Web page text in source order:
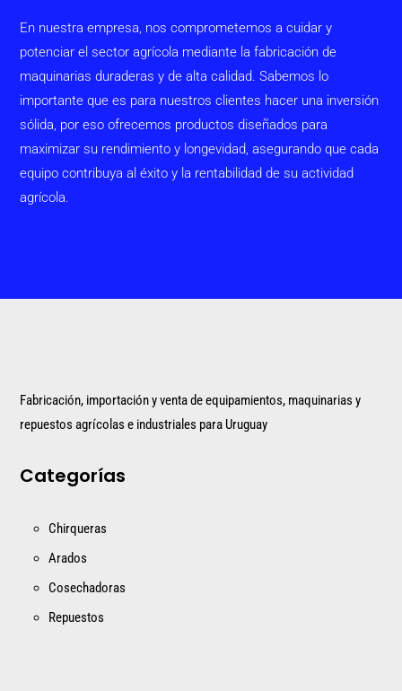
En nuestra empresa, nos comprometemos a cuidar y
potenciar el sector agrícola mediante la fabricación de
maquinarias duraderas y de alta calidad. Sabemos lo
importante que es para nuestros clientes hacer una inversión
sólida, por eso ofrecemos productos diseñados para
maximizar su rendimiento y longevidad, asegurando que cada
equipo contribuya al éxito y la rentabilidad de su actividad
agrícola.
Fabricación, importación y venta de equipamientos, maquinarias y
repuestos agrícolas e industriales para Uruguay
Categorías
Chirqueras
Arados
Cosechadoras
Repuestos